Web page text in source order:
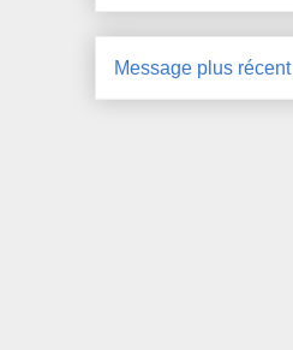
Message plus récent